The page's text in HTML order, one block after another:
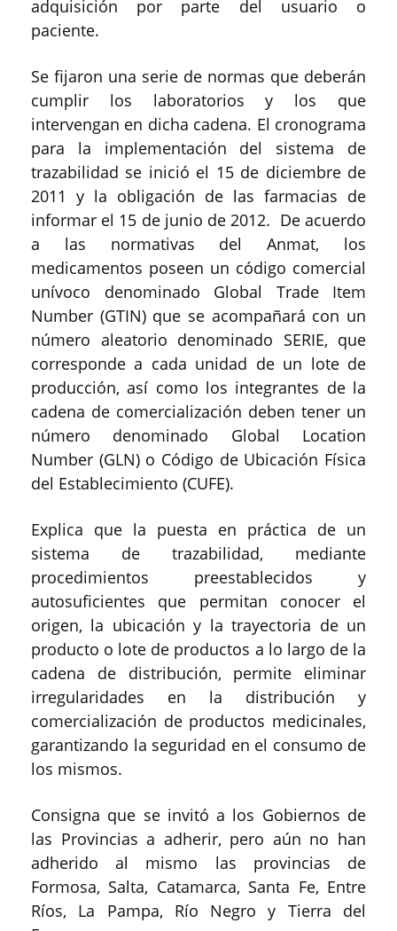
adquisición por parte del usuario o
paciente.
Se fijaron una serie de normas que deberán
cumplir los laboratorios y los que
intervengan en dicha cadena. El cronograma
para la implementación del sistema de
trazabilidad se inició el 15 de diciembre de
2011 y la obligación de las farmacias de
informar el 15 de junio de 2012. De acuerdo
a las normativas del Anmat, los
medicamentos poseen un código comercial
unívoco denominado Global Trade Item
Number (GTIN) que se acompañará con un
número aleatorio denominado SERIE, que
corresponde a cada unidad de un lote de
producción, así como los integrantes de la
cadena de comercialización deben tener un
número denominado Global Location
Number (GLN) o Código de Ubicación Física
del Establecimiento (CUFE).
Explica que la puesta en práctica de un
sistema de trazabilidad, mediante
procedimientos preestablecidos y
autosuficientes que permitan conocer el
origen, la ubicación y la trayectoria de un
producto o lote de productos a lo largo de la
cadena de distribución, permite eliminar
irregularidades en la distribución y
comercialización de productos medicinales,
garantizando la seguridad en el consumo de
los mismos.
Consigna que se invitó a los Gobiernos de
las Provincias a adherir, pero aún no han
adherido al mismo las provincias de
Formosa, Salta, Catamarca, Santa Fe, Entre
Ríos, La Pampa, Río Negro y Tierra del